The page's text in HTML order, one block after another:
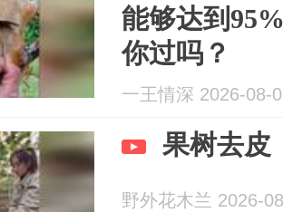
能够达到
你过吗？
一王情深 2026-08-
果树去皮
野外花木兰 2026-